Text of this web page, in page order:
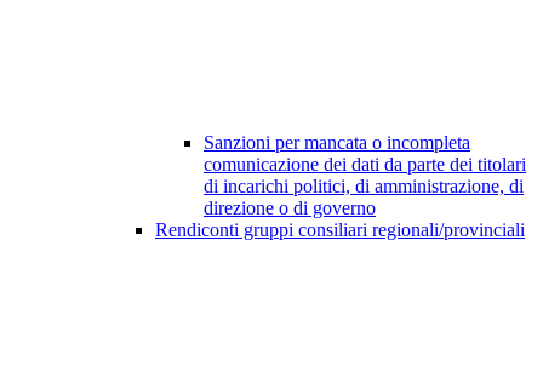
Sanzioni per mancata o incompleta
comunicazione dei dati da parte dei titolari
di incarichi politici, di amministrazione, di
direzione o di governo
Rendiconti gruppi consiliari regionali/provinciali